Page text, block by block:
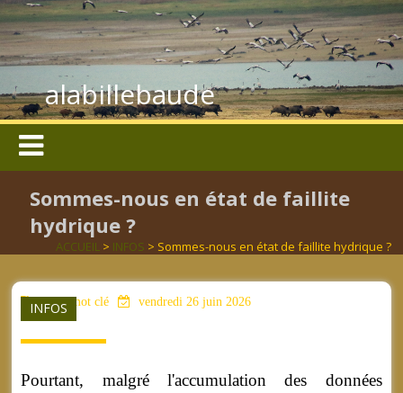
alabillebaude
Sommes-nous en état de faillite
hydrique ?
ACCUEIL> INFOS > Sommes-nous en état de faillite hydrique ?
INFOS
aucun mot clé vendredi 26 juin 2026
Pourtant, malgré l'accumulation des données